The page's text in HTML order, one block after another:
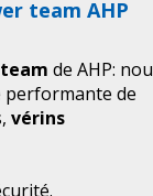
team AHP
de AHP:
performante de
vérins